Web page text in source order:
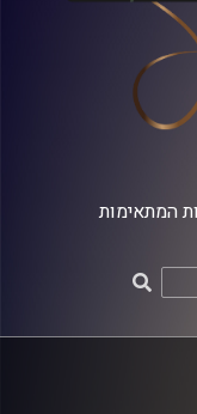
המתאימות